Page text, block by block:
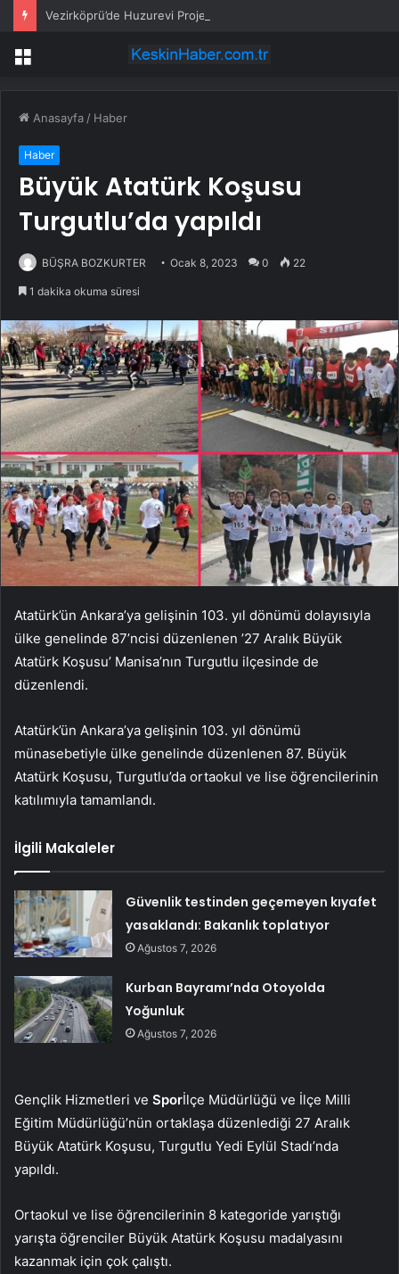
Vezirköprü’de Huzurevi Projesine 192 Milyon TL Destek
Menü
Anasayfa / Haber
Haber
Büyük Atatürk Koşusu
Turgutlu’da yapıldı
BÜŞRA BOZKURTER Ocak 8, 2023 0 22
1 dakika okuma süresi
Atatürk’ün Ankara’ya gelişinin 103. yıl dönümü dolayısıyla
ülke genelinde 87’ncisi düzenlenen ’27 Aralık Büyük
Atatürk Koşusu’ Manisa’nın Turgutlu ilçesinde de
düzenlendi.
Atatürk’ün Ankara’ya gelişinin 103. yıl dönümü
münasebetiyle ülke genelinde düzenlenen 87. Büyük
Atatürk Koşusu, Turgutlu’da ortaokul ve lise öğrencilerinin
katılımıyla tamamlandı.
İlgili Makaleler
Güvenlik testinden geçemeyen kıyafet
yasaklandı: Bakanlık toplatıyor
Ağustos 7, 2026
Kurban Bayramı’nda Otoyolda
Yoğunluk
Ağustos 7, 2026
Gençlik Hizmetleri ve Sporİlçe Müdürlüğü ve İlçe Milli
Eğitim Müdürlüğü’nün ortaklaşa düzenlediği 27 Aralık
Büyük Atatürk Koşusu, Turgutlu Yedi Eylül Stadı’nda
yapıldı.
Ortaokul ve lise öğrencilerinin 8 kategoride yarıştığı
yarışta öğrenciler Büyük Atatürk Koşusu madalyasını
kazanmak için çok çalıştı.